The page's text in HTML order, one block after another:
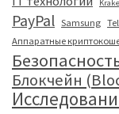
PayPal Samsung
Аппаратные
Блокчейн